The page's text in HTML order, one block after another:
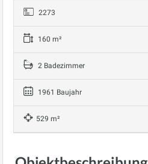
2273
160 m²
2 Badezimmer
1961 Baujahr
529 m²